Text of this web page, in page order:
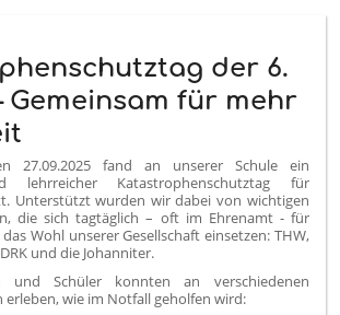
der 6.
Gemeinsam für mehr
27.09.2025 fand an unserer Schule ein
lehrreicher Katastrophenschutztag für
Unterstützt wurden wir dabei von wichtigen
die sich tagtäglich – oft im Ehrenamt - für
Wohl unserer Gesellschaft einsetzen: THW,
und die Johanniter.
und Schüler konnten an verschiedenen
wie im Notfall geholfen wird: